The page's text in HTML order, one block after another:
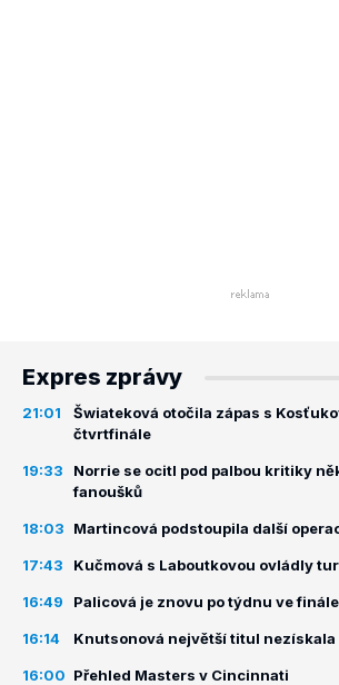
Expres zprávy
21:01
Šwiateková otočila zápas s
čtvrtfinále
19:33
Norrie se ocitl pod palbou kritiky
fanoušků
18:03 Martincová podstoupila další
17:43 Kučmová s Laboutkovou ovládly
16:49 Palicová je znovu po týdnu ve
16:14 Knutsonová největší titul nezískala
16:00 Přehled Masters v Cincinnati